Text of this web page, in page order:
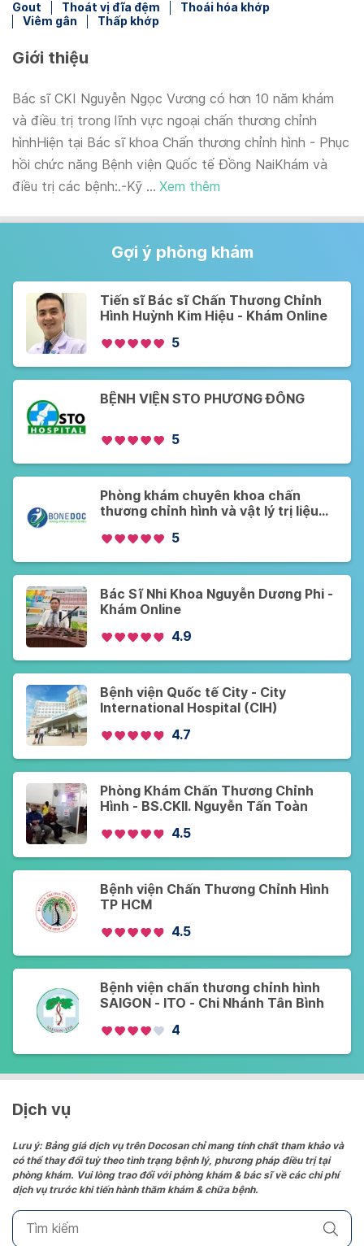
Gout Thoát vị đĩa đệm
Thoái hóa khớp
Viêm gân
Thấp khớp
Giới thiệu
Bác sĩ CKI Nguyễn Ngọc Vương có hơn 10 năm khám
và điều trị trong lĩnh vực ngoại chấn thương chỉnh
hìnhHiện tại Bác sĩ khoa Chấn thương chỉnh hình - Phục
hồi chức năng Bệnh viện Quốc tế Đồng NaiKhám và
điều trị các bệnh:.-Kỹ ... Xem thêm
Gợi ý phòng khám
Tiến sĩ Bác sĩ Chấn Thương Chỉnh
Hình Huỳnh Kim Hiệu - Khám Online
5
BỆNH VIỆN STO PHƯƠNG ĐÔNG
5
Phòng khám chuyên khoa chấn
thương chỉnh hình và vật lý trị liệu
5
Bác Sĩ Nhi Khoa Nguyễn Dương Phi -
Khám Online
4.9
Bệnh viện Quốc tế City - City
International Hospital (CIH)
4.7
Phòng Khám Chấn Thương Chỉnh
Hình - BS.CKII. Nguyễn Tấn Toàn
4.5
Bệnh viện Chấn Thương Chỉnh Hình
TP HCM
4.5
Bệnh viện chấn thương chỉnh hình
SAIGON - ITO - Chi Nhánh Tân Bình
4
Dịch vụ
Lưu ý: Bảng giá dịch vụ trên Docosan chỉ mang tính chất tham khảo và
có thể thay đổi tuỳ theo tình trạng bệnh lý, phương pháp điều trị tại
phòng khám. Vui lòng trao đổi với phòng khám & bác sĩ về các chi phí
dịch vụ trước khi tiến hành thăm khám & chữa bệnh.